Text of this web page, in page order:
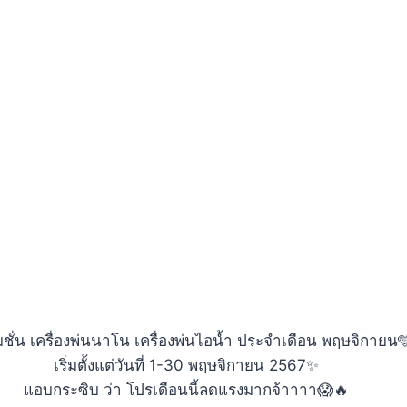
ชั่น เครื่องพ่นนาโน เครื่องพ่นไอน้ำ ประจำเดือน พฤษจิกายน
เริ่มตั้งแต่วันที่ 1-30 พฤษจิกายน 2567✨
แอบกระซิบ ว่า โปรเดือนนี้ลดแรงมากจ้าาาา😱🔥